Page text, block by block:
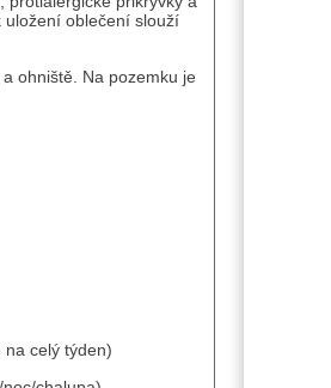
uložení oblečení slouží
ohniště. Na pozemku je
celý týden)